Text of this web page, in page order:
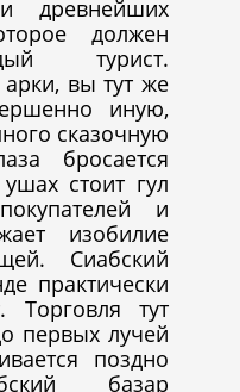
древнейших
должен
турист.
вы тут же
иную,
сказочную
бросается
стоит гул
и
изобилие
Сиабский
практически
Торговля тут
первых лучей
поздно
базар